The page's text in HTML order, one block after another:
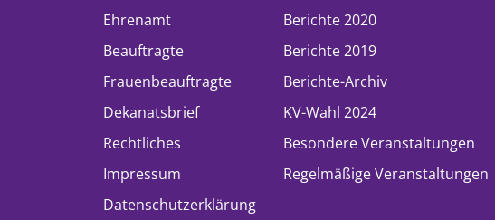
Ehrenamt
Beauftragte
Frauenbeauftragte
Dekanatsbrief
Rechtliches
Impressum
Datenschutzerklärung
Berichte 2020
Berichte 2019
Berichte-Archiv
KV-Wahl 2024
Besondere Veranstaltungen
Regelmäßige Veranstaltungen